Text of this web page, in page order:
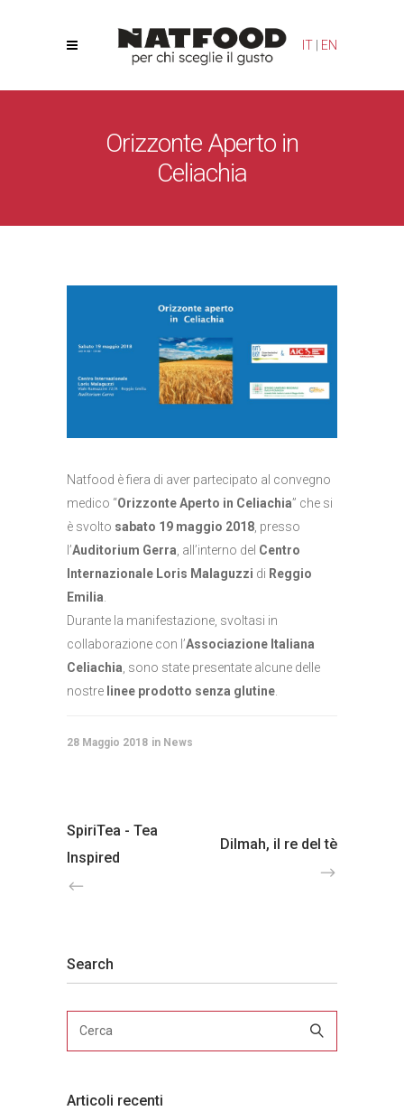
IT EN
Orizzonte Aperto in
Celiachia
Natfood è fiera di aver partecipato al convegno
medico “Orizzonte Aperto in Celiachia” che si
è svolto sabato 19 maggio 2018 , presso
l’Auditorium Gerra , all’interno del Centro
Internazionale Loris Malaguzzi di Reggio
Emilia
Durante la manifestazione, svoltasi in
collaborazione con l’Associazione Italiana
Celiachia , sono state presentate alcune delle
nostre linee prodotto senza glutine
28 Maggio 2018 News
SpiriTea - Tea
Inspired
Dilmah, il re del tè
Search
Articoli recenti
Le tue preferenze relative alla privacy